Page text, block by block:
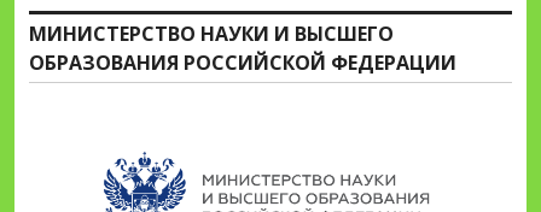
МИНИСТЕРСТВО НАУКИ И ВЫСШЕГО
ОБРАЗОВАНИЯ РОССИЙСКОЙ ФЕДЕРАЦИИ